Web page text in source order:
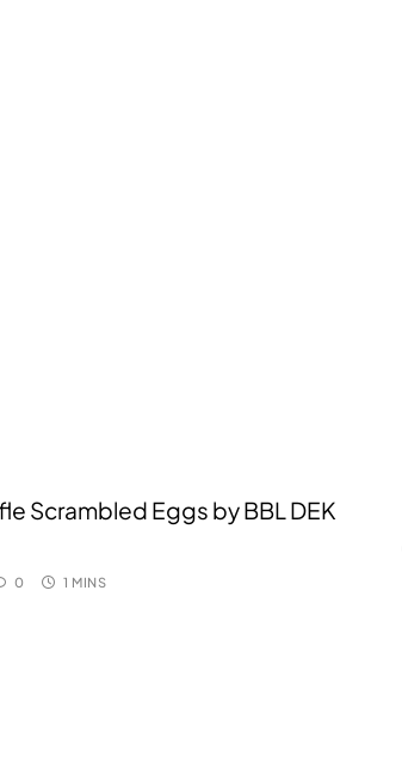
Scrambled Eggs by BBL DEK
0 1 MINS